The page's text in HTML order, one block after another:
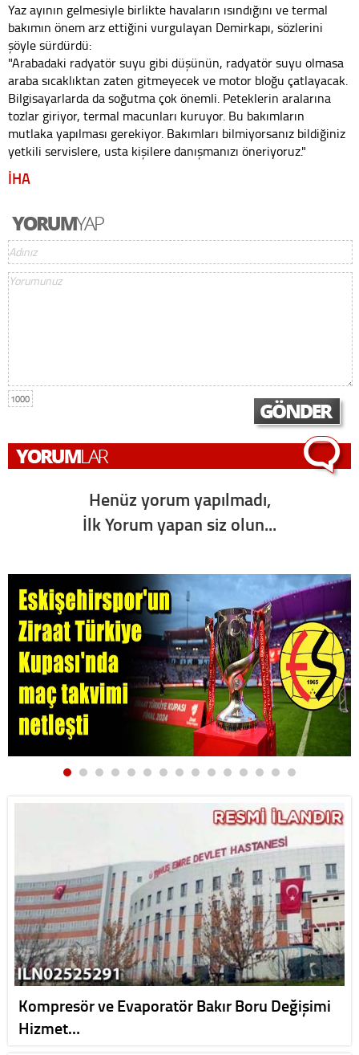
Yaz ayının gelmesiyle birlikte havaların ısındığını ve termal
bakımın önem arz ettiğini vurgulayan Demirkapı, sözlerini
şöyle sürdürdü:
"Arabadaki radyatör suyu gibi düşünün, radyatör suyu olmasa
araba sıcaklıktan zaten gitmeyecek ve motor bloğu çatlayacak.
Bilgisayarlarda da soğutma çok önemli. Peteklerin aralarına
tozlar giriyor, termal macunları kuruyor. Bu bakımların
mutlaka yapılması gerekiyor. Bakımları bilmiyorsanız bildiğiniz
yetkili servislere, usta kişilere danışmanızı öneriyoruz."
İHA
1000
Henüz yorum yapılmadı,
İlk Yorum yapan siz olun...
Kompresör ve Evaporatör Bakır Boru Değişimi
Hizmet…